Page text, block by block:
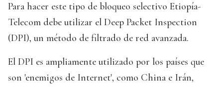
Para hacer este tipo de bloqueo selectivo Etiopía-
Telecom debe utilizar el Deep Packet Inspection
(DPI), un método de filtrado de red avanzada.
El DPI es ampliamente utilizado por los países que
son 'enemigos de Internet', como China e Irán,